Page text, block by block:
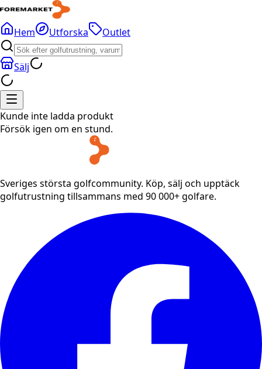
Hem Utforska Outlet
Sälj
Kunde inte ladda produkt
Försök igen om en stund.
Sveriges största golfcommunity. Köp, sälj och upptäck
golfutrustning tillsammans med 90 000+ golfare.